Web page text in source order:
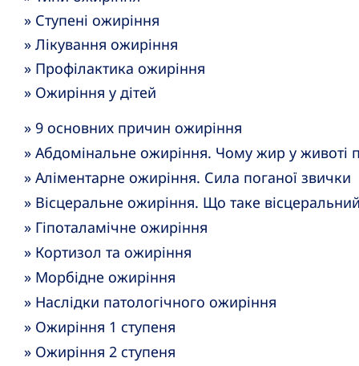
» Ступені ожиріння
» Лікування ожиріння
» Профілактика ожиріння
» Ожиріння у дітей
» 9 основних причин ожиріння
» Абдомінальне ожиріння. Чому жир у животі
» Аліментарне ожиріння. Сила поганої звички
» Вісцеральне ожиріння. Що таке
» Гіпоталамічне ожиріння
» Кортизол та ожиріння
» Морбідне ожиріння
» Наслідки патологічного ожиріння
» Ожиріння 1 ступеня
» Ожиріння 2 ступеня